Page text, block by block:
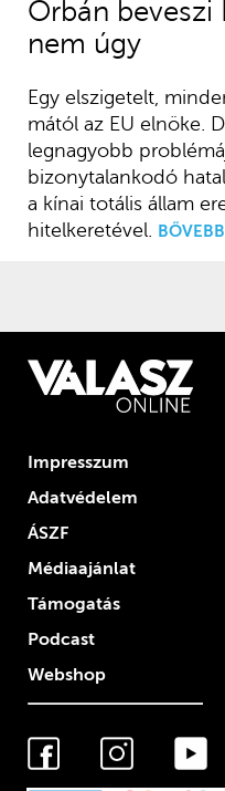
Orbán beveszi
nem úgy
Egy elszigetelt,
mától az EU elnöke.
legnagyobb
bizonytalankodó
a kínai totális állam
hitelkeretével.
Impresszum
Adatvédelem
ÁSZF
Médiaajánlat
Támogatás
Podcast
Webshop